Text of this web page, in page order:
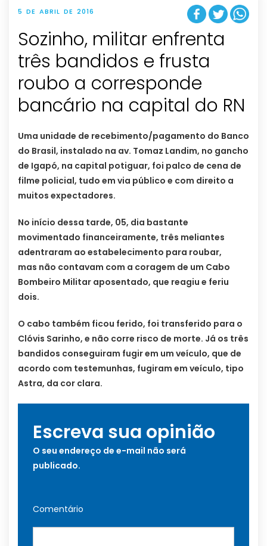
5 DE ABRIL DE 2016
Sozinho, militar enfrenta
três bandidos e frusta
roubo a corresponde
bancário na capital do RN
Uma unidade de recebimento/pagamento do Banco
do Brasil, instalado na av. Tomaz Landim, no gancho
de Igapó, na capital potiguar, foi palco de cena de
filme policial, tudo em via público e com direito a
muitos expectadores.
No início dessa tarde, 05, dia bastante
movimentado financeiramente, três meliantes
adentraram ao estabelecimento para roubar,
mas não contavam com a coragem de um Cabo
Bombeiro Militar aposentado, que reagiu e feriu
dois.
O cabo também ficou ferido, foi transferido para o
Clóvis Sarinho, e não corre risco de morte. Já os três
bandidos conseguiram fugir em um veículo, que de
acordo com testemunhas, fugiram em veículo, tipo
Astra, da cor clara.
Escreva sua opinião
O seu endereço de e-mail não será
publicado.
Comentário